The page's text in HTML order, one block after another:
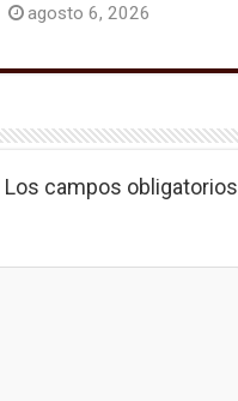
agosto 6, 2026
Los campos obligatorios